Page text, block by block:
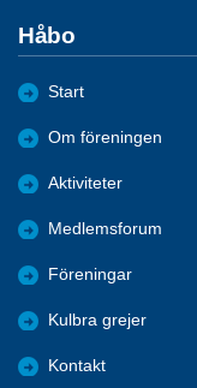
Håbo
Start
Om föreningen
Aktiviteter
Medlemsforum
Föreningar
Kulbra grejer
Kontakt